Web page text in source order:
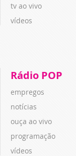
tv ao vivo
vídeos
Rádio POP
empregos
notícias
ouça ao vivo
programação
vídeos